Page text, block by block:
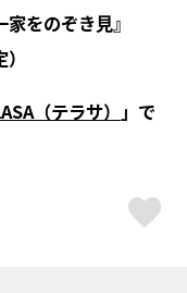
をのぞき見』
（テラサ） 」で